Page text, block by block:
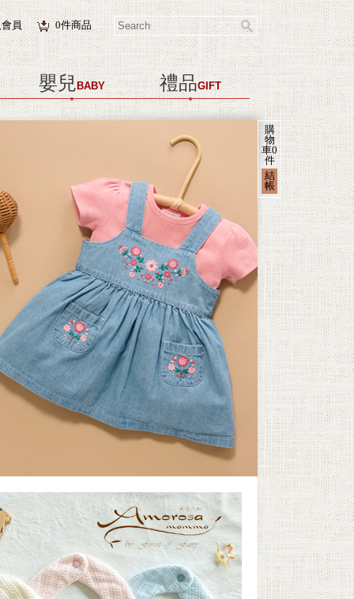
員 0件商品
嬰兒 BABY 禮品GIFT
購
物
車0
件
結
帳